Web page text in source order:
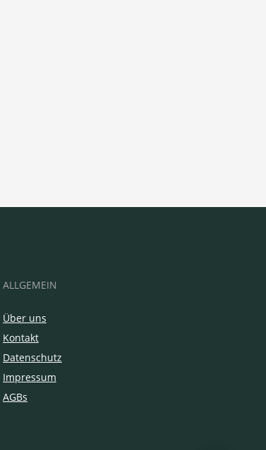
ALLGEMEIN
Über uns
Kontakt
Datenschutz
Impressum
AGBs